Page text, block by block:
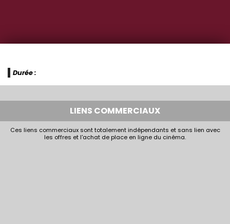
Durée :
LIENS COMMERCIAUX
Ces liens commerciaux sont totalement indépendants et sans lien avec
les offres et l'achat de place en ligne du cinéma.